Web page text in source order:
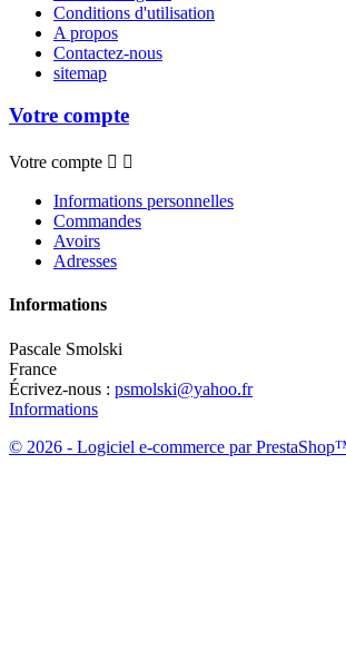
Conditions d'utilisation
A propos
Contactez-nous
sitemap
Votre compte
Votre compte  
Informations personnelles
Commandes
Avoirs
Adresses
Informations
Pascale Smolski
France
Écrivez-nous : psmolski@yahoo.fr
Informations
© 2026 - Logiciel e-commerce par